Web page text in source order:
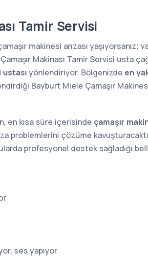
Tamir Servisi
makinesi arızası yaşıyorsanız;
Makinası Tamir Servisi usta
ustası yönlendiriyor. Bölgenizde en
Bayburt Miele Çamaşır
en kısa süre içerisinde çamaşır
problemlerini çözüme
profesyonel destek sağladığı belli
ses yapıyor